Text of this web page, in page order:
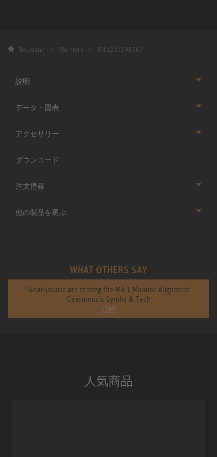
Neumann Monitors KH 120 II AES67
説明
データ・図表
アクセサリー
ダウンロード
注文情報
他の製品を選ぶ
WHAT OTHERS SAY
Gear4music are testing the MA 1 Monitor Alignment
Gear4music Synths & Tech
LINK
人気商品